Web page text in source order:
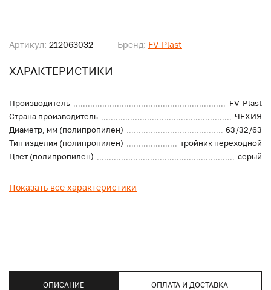
Артикул: 212063032 Бренд: FV-Plast
ХАРАКТЕРИСТИКИ
Производитель
FV-Plast
Страна производитель
ЧЕХИЯ
Диаметр, мм (полипропилен)
63/32/63
Тип изделия (полипропилен)
тройник переходной
Цвет (полипропилен)
серый
Показать все характеристики
ОПИСАНИЕ ОПЛАТА И ДОСТАВКА